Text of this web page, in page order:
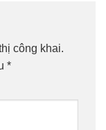
công khai.
*